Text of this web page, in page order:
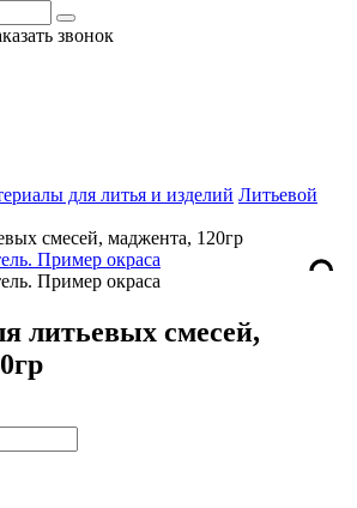
звонок
для литья и изделий Литьевой
смесей, маджента, 120гр
литьевых смесей,